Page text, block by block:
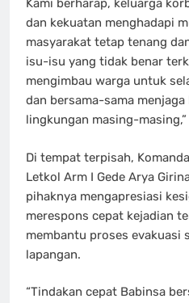
Kami berharap, keluarga
dan kekuatan menghadapi
masyarakat tetap tenang
isu-isu yang tidak benar
mengimbau warga untuk
dan bersama-sama
lingkungan masing-
Di tempat terpisah,
Letkol Arm I Gede Arya
pihaknya mengapresiasi
merespons cepat kejadian
membantu proses evakuasi
lapangan.
“Tindakan cepat Babinsa